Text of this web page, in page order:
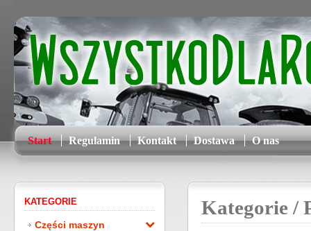
Start Regulamin Kontakt Dostawa O nas
KATEGORIE
Części maszyn
Kategorie /